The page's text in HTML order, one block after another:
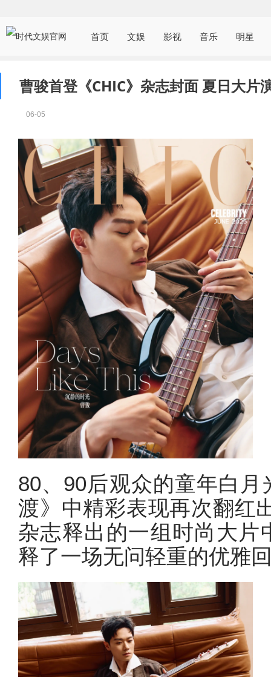
首页 文娱 影视 音乐 明星
曹骏首登《CHIC》杂志封面 夏日大片
06-05
80、90后观众的童年白
渡》中精彩表现再次翻红
杂志释出的一组时尚大片
释了一场无问轻重的优雅